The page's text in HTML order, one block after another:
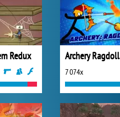
Redux Archery Ragdoll
7 074x